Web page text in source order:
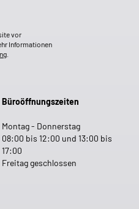
vor
Informationen
Büroöffnungszeiten
Montag - Donnerstag
08:00 bis 12:00 und 13:00 bis
17:00
Freitag geschlossen